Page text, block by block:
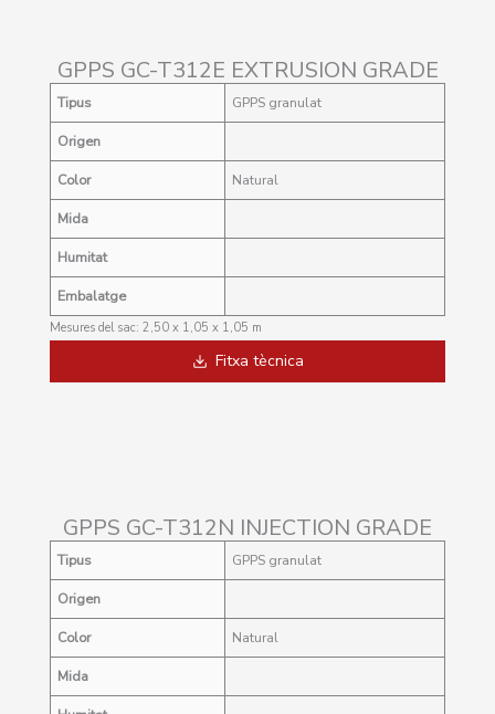
GPPS GC-T312E EXTRUSION GRADE
Tipus GPPS granulat
Origen
Color Natural
Mida
Humitat
Embalatge
Mesures del sac: 2,50 x 1,05 x 1,05 m
Fitxa tècnica
GPPS GC-T312N INJECTION GRADE
Tipus GPPS granulat
Origen
Color Natural
Mida